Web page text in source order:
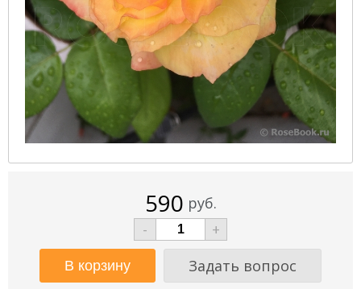
590 руб.
-
+
Задать вопрос